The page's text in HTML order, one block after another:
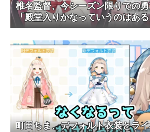
椎名監督、今シーズン限りでの
「殿堂入りかなっていうのはあ
町田ちま、デフォルト衣装とラ